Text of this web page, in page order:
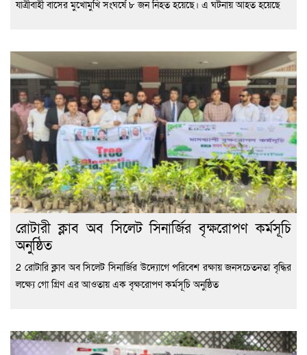
যাত্রীবাহী বাসের মুখোমুখি সংঘর্ষে ৮ জন নিহত হয়েছে। এ ঘটনায় আহত হয়েছে
রোটারী ক্লাব অব সিলেট সিনার্জির বৃক্ষরোপণ কর্মসূচি
অনুষ্ঠিত
2 রোটারি ক্লাব অব সিলেট সিনার্জির উদ্যোগে পরিবেশ রক্ষায় জনসচেতনতা বৃদ্ধির
লক্ষ্যে গো গ্রিণ এর আওতায় এক বৃক্ষরোপণ কর্মসূচি অনুষ্ঠিত